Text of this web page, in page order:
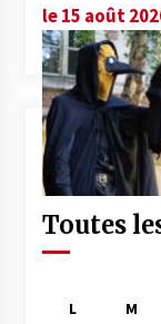
le 15 août
Toutes
L
M